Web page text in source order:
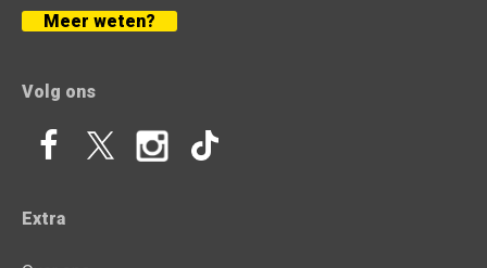
Meer weten?
Volg ons
Extra